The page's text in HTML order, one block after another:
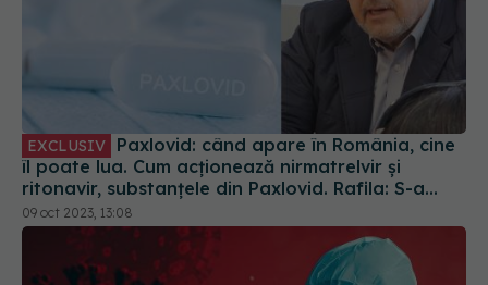
EXCLUSIV
Paxlovid: când apare în România, cine
îl poate lua. Cum acționează nirmatrelvir și
ritonavir, substanțele din Paxlovid. Rafila: S-a
semnat contractul. Va fi disponibil la
recomandarea medicului
09 oct 2023, 13:08